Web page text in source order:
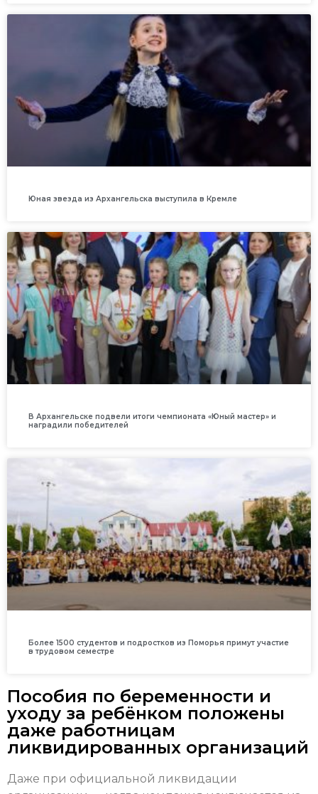
Юная звезда из Архангельска выступила в Кремле
В Архангельске подвели итоги чемпионата «Юный мастер» и
наградили победителей
Более 1500 студентов и подростков из Поморья примут участие
в трудовом семестре
Пособия по беременности и
уходу за ребёнком положены
даже работницам
ликвидированных организаций
Даже при официальной ликвидации